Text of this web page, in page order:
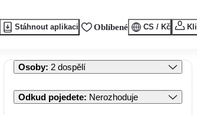
Stáhnout aplikaci Oblíbené CS / Kč
Osoby: 2 dospělí
Odkud pojedete: Nerozhoduje